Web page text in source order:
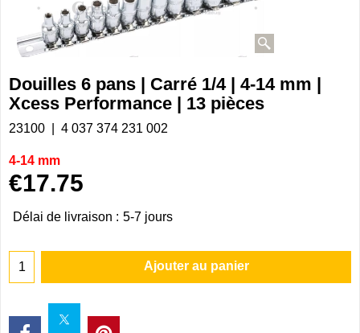
Douilles 6 pans | Carré 1/4 | 4-14 mm |
Xcess Performance | 13 pièces
23100 4 037 374 231 002
4-14 mm
€17.75
Délai de livraison : 5-7 jours
Ajouter au panier